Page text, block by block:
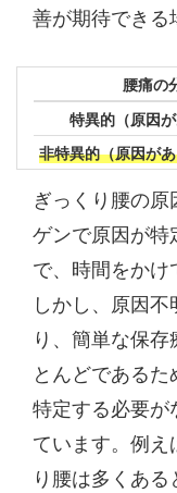
善が期待できる
腰痛の
特異的（原因が
非特異的（原因が
ぎっくり腰の
ゲンで原因が
で、時間をかけ
しかし、原因
り、簡単な保
とんどである
特定する必要
ています。例え
り腰は多くあ